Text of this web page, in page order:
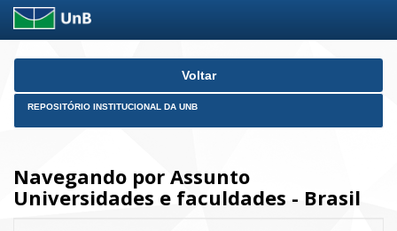
Skip
Voltar
REPOSITÓRIO INSTITUCIONAL DA UNB
Navegando por Assunto
Universidades e faculdades - Brasil